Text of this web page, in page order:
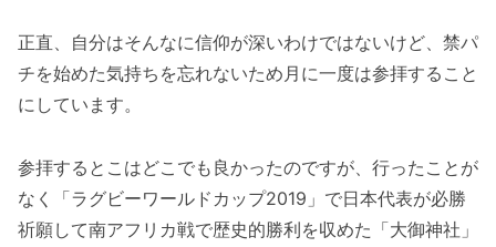
正直、自分はそんなに信仰が深いわけではないけど、禁パ
チを始めた気持ちを忘れないため月に一度は参拝すること
にしています。
参拝するとこはどこでも良かったのですが、行ったことが
なく「ラグビーワールドカップ2019」で日本代表が必勝
祈願して南アフリカ戦で歴史的勝利を収めた「大御神社」